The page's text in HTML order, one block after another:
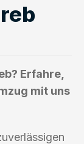
Erfahre,
mit uns